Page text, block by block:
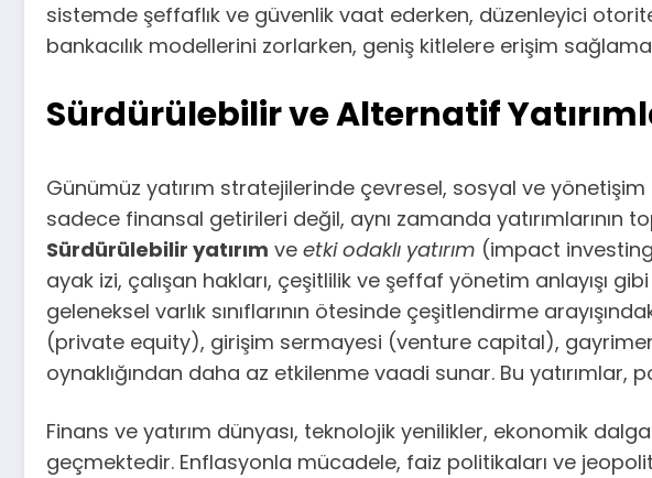
sistemde şeffaflık ve güvenlik vaat ederken, düzenleyici
bankacılık modellerini zorlarken, geniş kitlelere erişim
Sürdürülebilir ve Alternatif
Günümüz yatırım stratejilerinde çevresel, sosyal ve
sadece finansal getirileri değil, aynı zamanda
Sürdürülebilir yatırım ve etki odaklı yatırım (impact
ayak izi, çalışan hakları, çeşitlilik ve şeffaf yönetim anlayışı
geleneksel varlık sınıflarının ötesinde çeşitlendirme
(private equity), girişim sermayesi (venture capital),
oynaklığından daha az etkilenme vaadi sunar. Bu
Finans ve yatırım dünyası, teknolojik yenilikler, ekonomik
geçmektedir. Enflasyonla mücadele, faiz politikaları ve